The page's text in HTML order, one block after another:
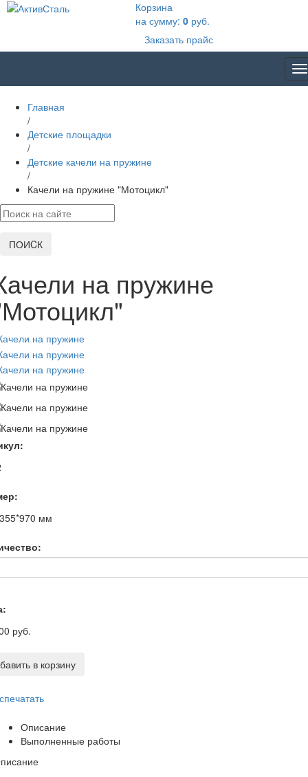
Корзина
на сумму: 0руб.
Заказать прайс
Главная
/
Детские площадки
/
Детские качели на пружине
/
Качели на пружине "Мотоцикл"
ПОИCК
на пружине
мм
руб.
в корзину
Описание
Выполненные работы